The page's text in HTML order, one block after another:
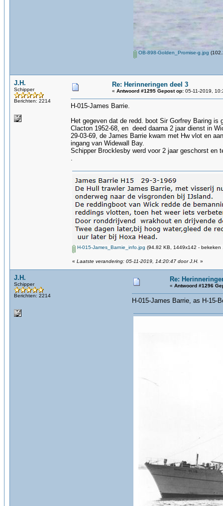
OB-898-Golden_Promise-g.jpg
J.H.
Schipper
Berichten: 2214
Re: Herinneringen deel 3
« Antwoord #1295 Gepost op: 05-11-2019,
H-015-James Barrie.
Het gegeven dat de redd. boot Sir Gorfrey Baring
Clacton 1952-68, en deed daarna 2 jaar dienst in
29-03-69, de James Barrie kwam met Hw vlot en
ingang van Widewall Bay.
Schipper Brocklesby werd voor 2 jaar geschorst en
.
H-015-James_Barnie_info.jpg (94.82 KB, 1449x142 - bekeken
« Laatste verandering: 05-11-2019, 14:20:47 door J.H. »
J.H.
Schipper
Berichten: 2214
Re:
« Antwoord #1296
H-015-James Barrie, as H-15-